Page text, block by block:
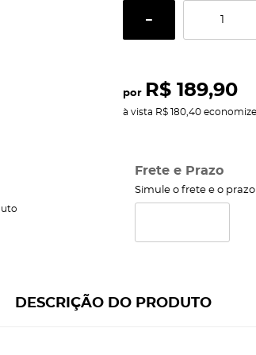
por R$ 189,90
à vista R$ 180,40economize
Frete e Prazo
Simule o frete e o
DESCRIÇÃO DO PRODUTO